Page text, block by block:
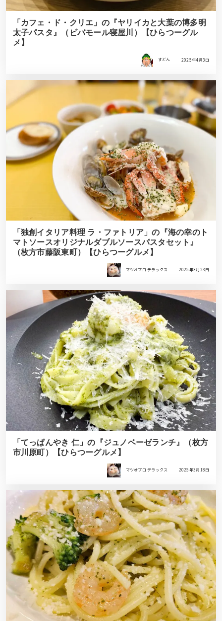
「カフェ・ド・クリエ」の『ヤリイカと大葉の博多明
太子パスタ』（ビバモール寝屋川）【ひらつーグル
メ】
すどん 2025年4月3日
「独創イタリア料理 ラ・ファトリア」の『海の幸のト
マトソースオリジナルダブルソースパスタセット』
（枚方市藤阪東町）【ひらつーグルメ】
マツオプロ デラックス 2025年3月23日
「てっぱんやき 仁」の『ジュノベーゼランチ』（枚方
市川原町）【ひらつーグルメ】
マツオプロ デラックス 2025年3月18日